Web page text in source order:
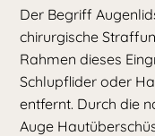
Der Begriff
chirurgische
Rahmen dieses
Schlupflider oder
entfernt. Durch die
Auge